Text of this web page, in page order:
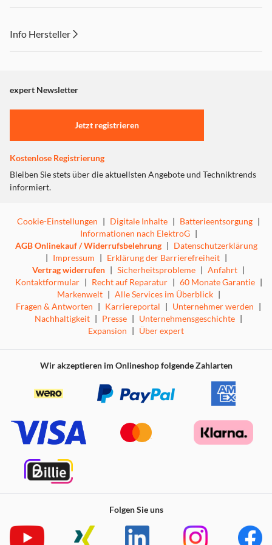
Info Hersteller
"Marketing".
Einstellungen anpassen
expert Newsletter
Jetzt registrieren
Kostenlose Registrierung
Bleiben Sie stets über die aktuellsten Angebote und Techniktrends
informiert.
Cookie-Einstellungen | Digitale Inhalte | Batterieentsorgung |
Informationen nach ElektroG |
AGB Onlinekauf / Widerrufsbelehrung | Datenschutzerklärung
| Impressum | Erklärung der Barrierefreiheit |
Vertrag widerrufen | Sicherheitsprobleme | Anfahrt |
Kontaktformular | Recht auf Reparatur | 60 Monate Garantie |
Markenwelt | Alle Services im Überblick |
Fragen & Antworten | Karriereportal | Unternehmer werden |
Nachhaltigkeit | Presse | Unternehmensgeschichte |
Expansion | Über expert
Wir akzeptieren im Onlineshop folgende Zahlarten
Folgen Sie uns